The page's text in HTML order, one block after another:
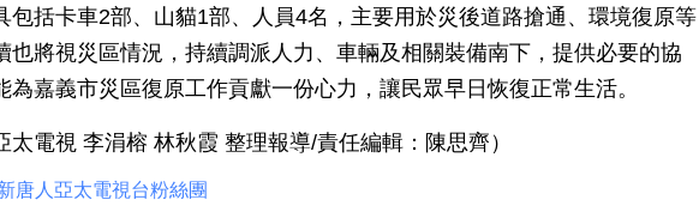
包括卡車2部、山貓1部、人員4名，主要用於災後道路搶通、環境復原等
也將視災區情況，持續調派人力、車輛及相關裝備南下，提供必要的協
為嘉義市災區復原工作貢獻一份心力，讓民眾早日恢復正常生活。
太電視 李涓榕 林秋霞 整理報導/責任編輯：陳思齊）
唐人亞太電視台粉絲團